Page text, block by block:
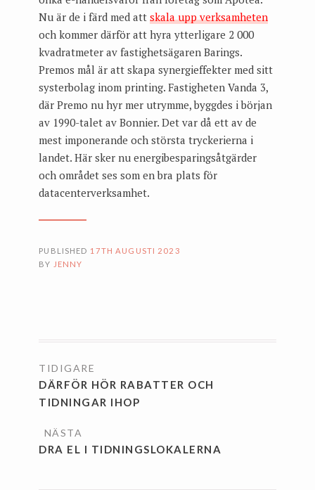
Nu är de i färd med attskala upp verksamheten
och kommer därför att hyra ytterligare 2 000
kvadratmeter av fastighetsägaren Barings.
Premos mål är att skapa synergieffekter med sitt
systerbolag inom printing. Fastigheten Vanda 3,
där Premo nu hyr mer utrymme, byggdes i början
av 1990-talet av Bonnier. Det var då ett av de
mest imponerande och största tryckerierna i
landet. Här sker nu energibesparingsåtgärder
och området ses som en bra plats för
datacenterverksamhet.
PUBLISHED 17TH AUGUSTI 2023
BY JENNY
DÄRFÖR HÖR RABATTER OCH
TIDNINGAR IHOP
DRA EL I TIDNINGSLOKALERNA